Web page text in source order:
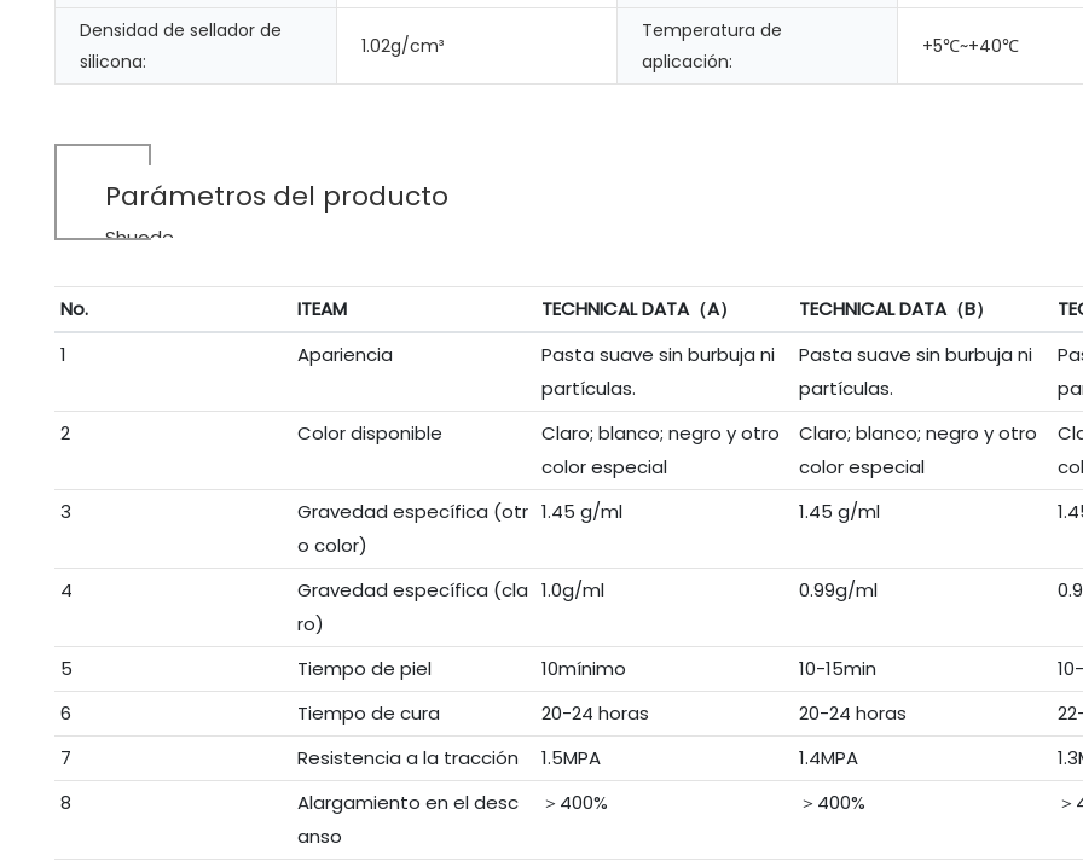
Densidad de sellador de
silicona:
1.02g/cm³
Temperatura de
aplicación:
+5℃~+40℃
Parámetros del producto
Shuode
No. ITEAM TECHNICAL DATA（A） TECHNICAL DATA（B）
1
Apariencia
Pasta suave sin burbuja ni
partículas.
Pasta suave sin burbuja ni
partículas.
2
Color disponible
Claro; blanco; negro y otro
color especial
Claro; blanco; negro y otro
color especial
3
Gravedad específica (otr
o color)
1.45 g/ml 1.45 g/ml
4
Gravedad específica (cla
ro)
1.0g/ml 0.99g/ml
5 Tiempo de piel 10mínimo 10-15min
6
Tiempo de cura 20-24 horas 20-24 horas
7
Resistencia a la tracción 1.5MPA 1.4MPA
8
Alargamiento en el desc
anso
＞400% ＞400% ＞